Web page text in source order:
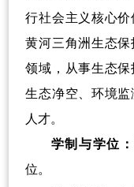
行社会主义核心
黄河三角洲生态
领域，从事生态
生态净空、环境
人才。
学制与学位：
位。